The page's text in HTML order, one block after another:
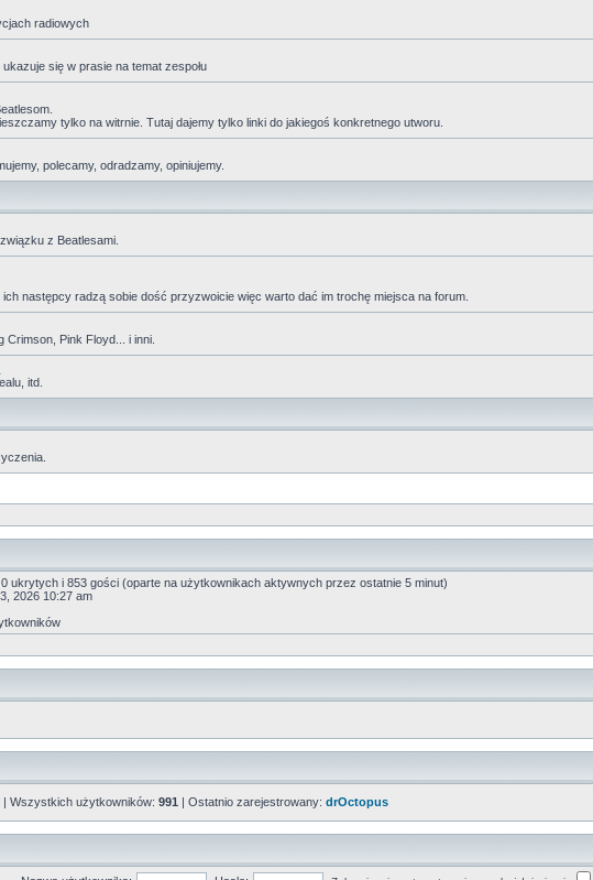
radiowych
się w prasie na temat zespołu
tylko na witrnie. Tutaj dajemy tylko linki do jakiegoś konkretnego utworu.
polecamy, odradzamy, opiniujemy.
z Beatlesami.
następcy radzą sobie dość przyzwoicie więc warto dać im trochę miejsca na forum.
Pink Floyd... i inni.
itd.
ukrytych i 853 gości (oparte na użytkownikach aktywnych przez ostatnie 5 minut)
2026 10:27 am
| Wszystkich użytkowników: 991 | Ostatnio zarejestrowany: drOctopus